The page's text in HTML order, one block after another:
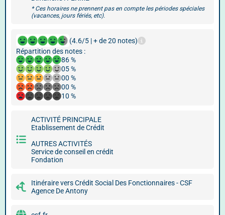
* Ces horaires ne prennent pas en compte les périodes spéciales
(vacances, jours fériés, etc).
(4.6/5 | + de 20 notes)
Répartition des notes :
86 %
05 %
00 %
00 %
10 %
ACTIVITÉ PRINCIPALE
Etablissement de Crédit
AUTRES ACTIVITÉS
Service de conseil en crédit
Fondation
Itinéraire vers Crédit Social Des Fonctionnaires - CSF
Agence De Antony